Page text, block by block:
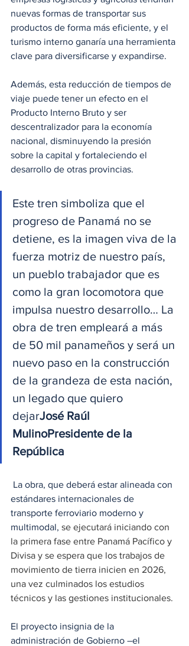
nuevas formas de transportar sus
productos de forma más eficiente, y el
turismo interno ganaría una herramienta
clave para diversificarse y expandirse.
Además, esta reducción de tiempos de
viaje puede tener un efecto en el
Producto Interno Bruto y ser
descentralizador para la economía
nacional, disminuyendo la presión
sobre la capital y fortaleciendo el
desarrollo de otras provincias.
Este tren simboliza que el
progreso de Panamá no se
detiene, es la imagen viva de la
fuerza motriz de nuestro país,
un pueblo trabajador que es
como la gran locomotora que
impulsa nuestro desarrollo… La
obra de tren empleará a más
de 50 mil panameños y será un
nuevo paso en la construcción
de la grandeza de esta nación,
un legado que quiero
dejarJosé Raúl
MulinoPresidente de la
República
estándares internacionales de
transporte ferroviario moderno y
multimodal, se ejecutará iniciando con
la primera fase entre Panamá Pacífico y
Divisa y se espera que los trabajos de
movimiento de tierra inicien en 2026,
una vez culminados los estudios
técnicos y las gestiones institucionales.
El proyecto insignia de la
administración de Gobierno –el